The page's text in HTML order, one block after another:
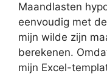
Maandlasten
eenvoudig met
mijn wilde zijn
berekenen.
mijn Excel-